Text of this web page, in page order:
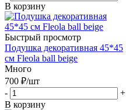
В корзину
Быстрый просмотр
Подушка декоративная 45*45
см Fleola ball beige
Много
700 ₽/шт
-
+
В корзину